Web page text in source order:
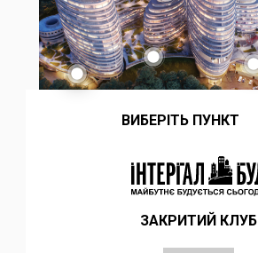
ЗАКРИТИЙ КЛУБ
ВИБЕРІТЬ ПУНКТ